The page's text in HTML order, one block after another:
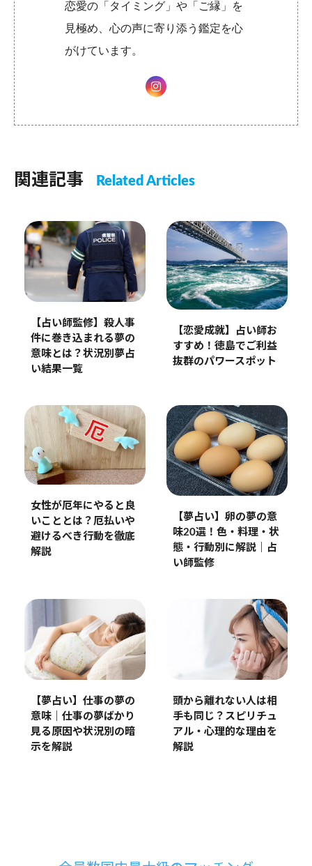
恋愛の「タイミング」や「ご縁」を
見極め、心の声に寄り添う鑑定を心
がけています。
関連記事 Related Articles
【占い師監修】殺人事
件に巻き込まれる夢の
意味とは？状況別夢占
い結果一覧
【恋愛成就】占い師お
すすめ！徳島でご利益
抜群のパワースポット
女性が厄年にやると良
いこととは？厄払いや
避けるべき行動を徹底
解説
【夢占い】卵の夢の意
味20選！色・料理・状
態・行動別に解説｜占
い師監修
【夢占い】仕事の夢の
意味｜仕事の夢ばかり
見る原因や状況別の暗
示を解説
頭から離れない人は相
手も同じ？スピリチュ
アル・心理的な理由を
解説